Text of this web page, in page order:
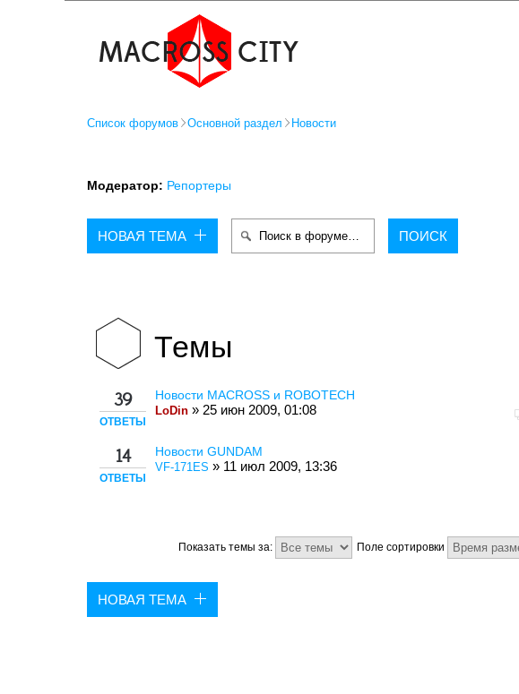
Список форумов Основной раздел Новости
Модератор: Репортеры
НОВАЯ ТЕМА
Темы
39
ОТВЕТЫ
Новости MACROSS и ROBOTECH
LoDin » 25 июн 2009, 01:08
14
ОТВЕТЫ
Новости GUNDAM
VF-171ES » 11 июл 2009, 13:36
Показать темы за: Поле сортировки
НОВАЯ ТЕМА